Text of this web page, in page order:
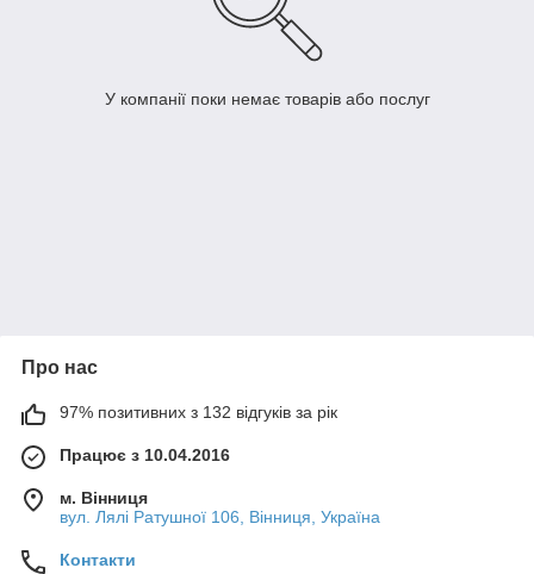
У компанії поки немає товарів або послуг
Про нас
97% позитивних з 132 відгуків за рік
Працює з 10.04.2016
м. Вінниця
вул. Лялі Ратушної 106, Вінниця, Україна
Контакти